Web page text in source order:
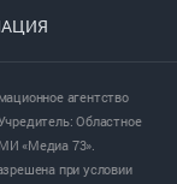
агентство
Областное
«Медиа 73».
при условии